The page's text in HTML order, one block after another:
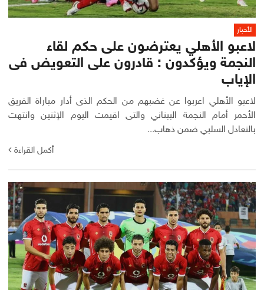
الأخبار
لاعبو الأهلي يعترضون على حكم لقاء
النجمة ويؤكدون : قادرون على التعويض فى
الإياب
لاعبو الأهلي اعربوا عن غضبهم من الحكم الذى أدار مباراة الفريق
الأحمر أمام النجمة الببناني والتى اقيمت اليوم الإثنين وانتهت
بالتعادل السلبي ضمن ذهاب...
أكمل القراءة